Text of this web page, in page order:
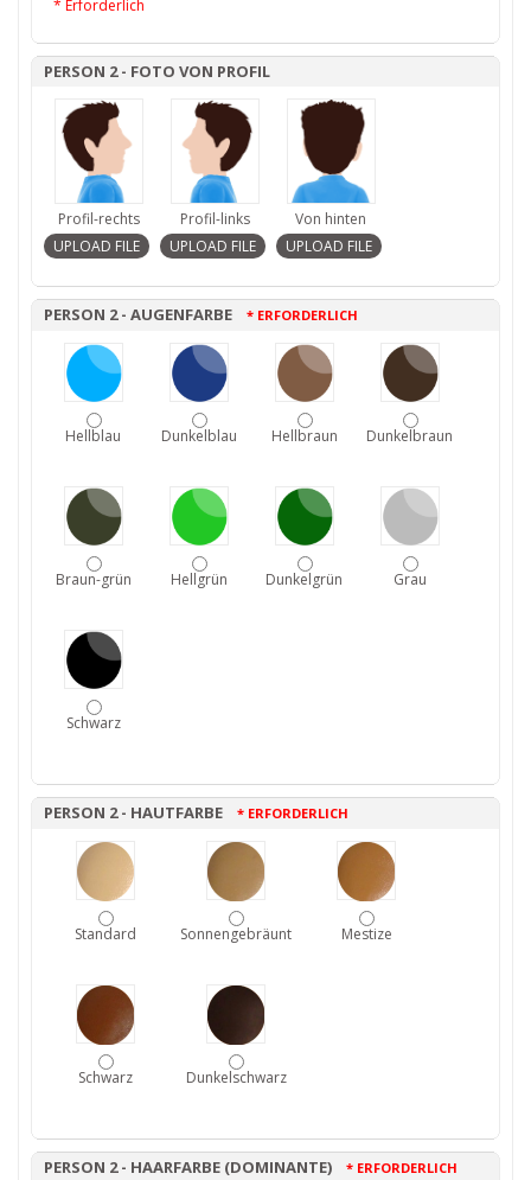
* Erforderlich
PERSON 2 - FOTO VON PROFIL
Profil-rechts Profil-links Von hinten
PERSON 2 - AUGENFARBE * ERFORDERLICH
Hellblau Dunkelblau Hellbraun Dunkelbraun
Braun-grün Hellgrün Dunkelgrün Grau
Schwarz
PERSON 2 - HAUTFARBE * ERFORDERLICH
Standard Sonnengebräunt Mestize
Schwarz Dunkelschwarz
PERSON 2 - HAARFARBE (DOMINANTE) * ERFORDERLICH